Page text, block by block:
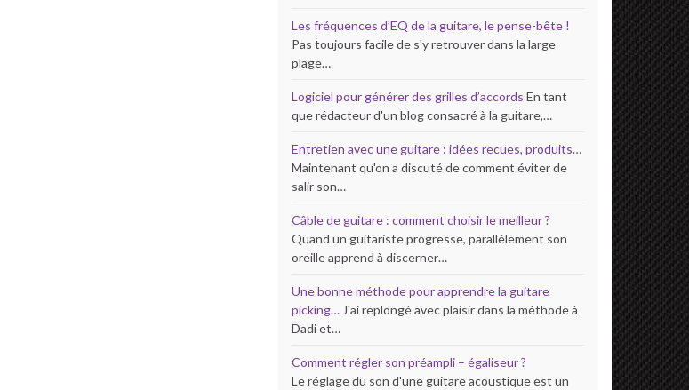
Les fréquences d’EQ de la guitare, le pense-bête !
Pas toujours facile de s'y retrouver dans la large
plage…
Logiciel pour générer des grilles d’accords En tant
que rédacteur d'un blog consacré à la guitare,…
Entretien avec une guitare : idées recues, produits…
Maintenant qu'on a discuté de comment éviter de
salir son…
Câble de guitare : comment choisir le meilleur ?
Quand un guitariste progresse, parallèlement son
oreille apprend à discerner…
Une bonne méthode pour apprendre la guitare
picking… J'ai replongé avec plaisir dans la méthode à
Dadi et…
Comment régler son préampli – égaliseur ?
Le réglage du son d'une guitare acoustique est un